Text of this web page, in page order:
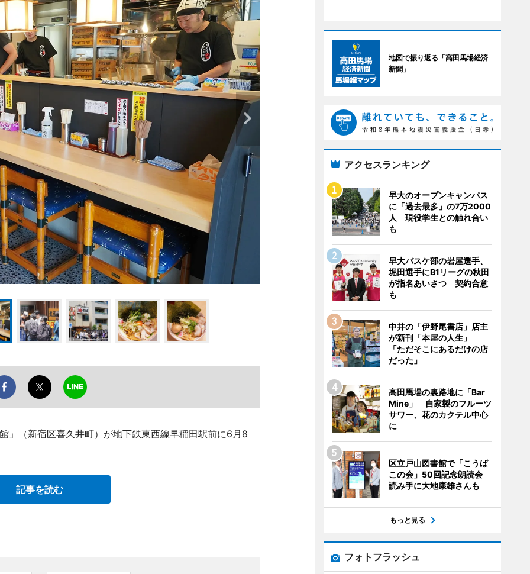
」（新宿区喜久井町）が地下鉄東西線早稲田駅前に6月8
記事を読む
地図で振り返る「高田馬場経済
新聞」
アクセスランキング
早大のオープンキャンパス
に「過去最多」の7万2000
人 現役学生との触れ合い
も
早大バスケ部の岩屋選手、
堀田選手にB1リーグの秋田
が指名あいさつ 契約合意
も
中井の「伊野尾書店」店主
が新刊「本屋の人生」
「ただそこにあるだけの店
だった」
高田馬場の裏路地に「Bar
Mine」 自家製のフルーツ
サワー、花のカクテル中心
に
区立戸山図書館で「こうば
この会」50回記念朗読会
読み手に大地康雄さんも
もっと見る
フォトフラッシュ